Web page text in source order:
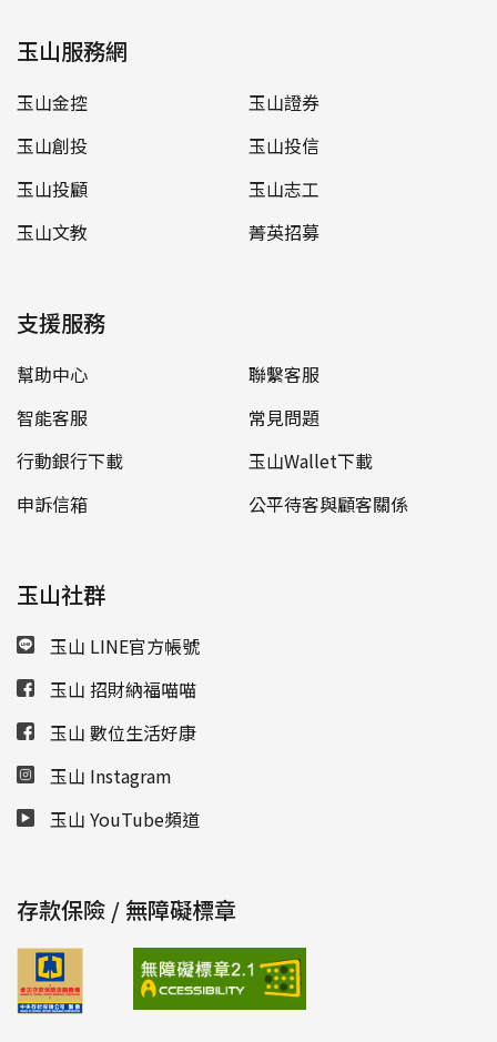
玉山服務網
玉山金控
玉山證券
玉山創投
玉山投信
玉山投顧
玉山志工
玉山文教
菁英招募
支援服務
幫助中心
聯繫客服
智能客服
常見問題
行動銀行下載
玉山Wallet下載
申訴信箱
公平待客與顧客關係
玉山社群
玉山 LINE官方帳號
玉山 招財納福喵喵
玉山 數位生活好康
玉山 Instagram
玉山 YouTube頻道
存款保險 / 無障礙標章